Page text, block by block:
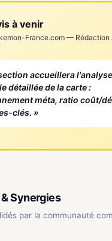
à venir
France.com — Rédaction
accueillera l'analyse
détaillée de la carte :
méta, ratio coût/
clés. »
Synergies
par la communauté